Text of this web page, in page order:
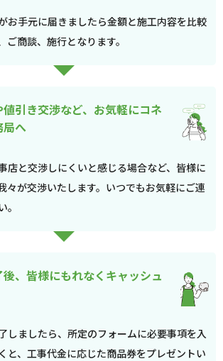
お手元に届きましたら金額と施工内容を比較
ご商談、施行となります。
引き交渉など、お気軽にコネ
局へ
店と交渉しにくいと感じる場合など、皆様に
々が交渉いたします。いつでもお気軽にご連
。
、皆様にもれなくキャッシュ
しましたら、所定のフォームに必要事項を入
と、工事代金に応じた商品券をプレゼントい